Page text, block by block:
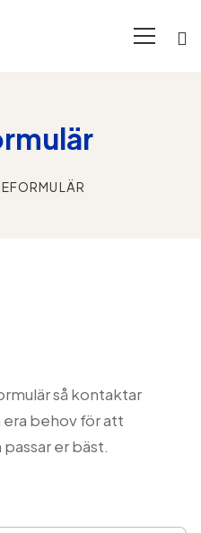
så kontaktar
era behov för att
er bäst.